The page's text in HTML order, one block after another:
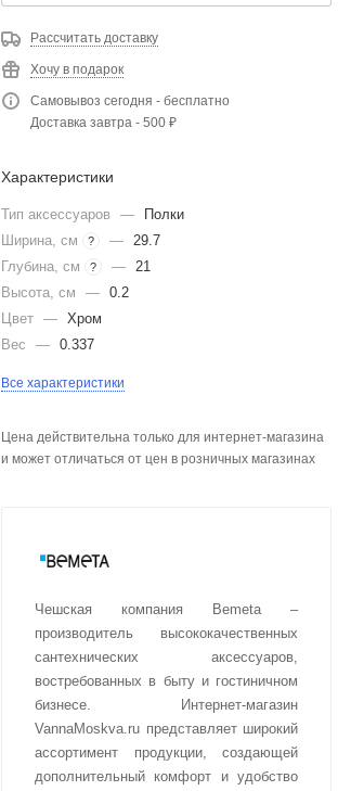
Рассчитать доставку
Хочу в подарок
Самовывоз сегодня - бесплатно
Доставка завтра - 500 ₽
Характеристики
Тип аксессуаров —
Полки
Ширина, см
? — 29.7
Глубина, см
? — 21
Высота, см
— 0.2
Цвет — Хром
Вес
— 0.337
Все характеристики
Цена действительна только для интернет-магазина
и может отличаться от цен в розничных магазинах
Чешская компания Bemeta –
производитель высококачественных
сантехнических аксессуаров,
востребованных в быту и гостиничном
бизнесе. Интернет-магазин
VannaMoskva.ru представляет широкий
ассортимент продукции, создающей
дополнительный комфорт и удобство